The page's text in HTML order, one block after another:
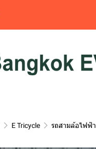
E Tricycle รถสามล้อไฟฟ้า